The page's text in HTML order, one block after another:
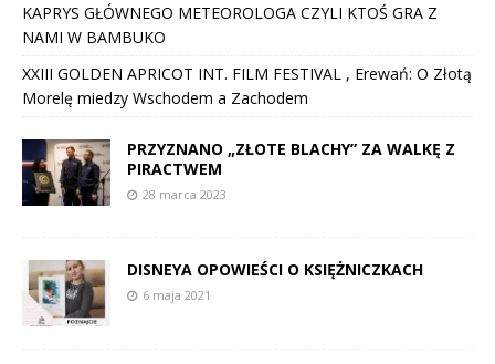
KAPRYS GŁÓWNEGO METEOROLOGA CZYLI KTOŚ GRA Z
NAMI W BAMBUKO
XXIII GOLDEN APRICOT INT. FILM FESTIVAL , Erewań: O Złotą
Morelę miedzy Wschodem a Zachodem
PRZYZNANO „ZŁOTE BLACHY” ZA WALKĘ Z
PIRACTWEM
28 marca 2023
DISNEYA OPOWIEŚCI O KSIĘŻNICZKACH
6 maja 2021